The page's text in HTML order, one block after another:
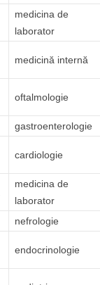
medicina de
laborator
medicină internă
oftalmologie
gastroenterologie
cardiologie
medicina de
laborator
nefrologie
endocrinologie